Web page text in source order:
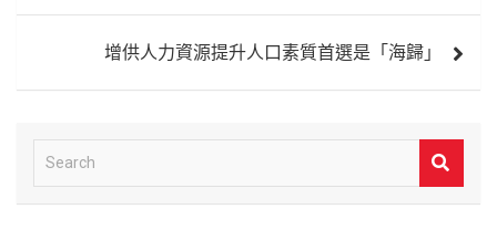
增供人力資源提升人口素質首選是「海歸」
e